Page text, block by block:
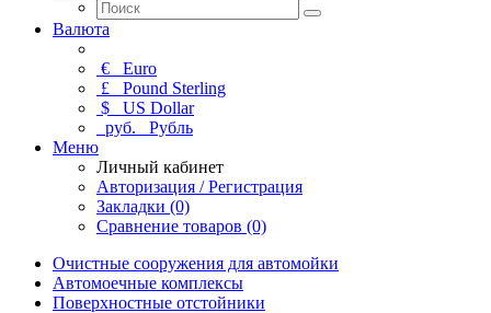
Валюта
€ Euro
£ Pound Sterling
$ US Dollar
руб. Рубль
Меню
Личный кабинет
Авторизация / Регистрация
Закладки (0)
Сравнение товаров (0)
Очистные сооружения для автомойки
Автомоечные комплексы
Поверхностные отстойники